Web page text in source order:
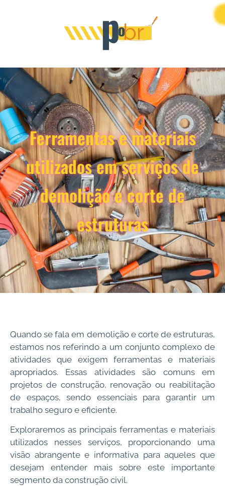
Ferramentas e materiais
utilizados em serviços de
demolição e corte de
estruturas
Quando se fala em demolição e corte de estruturas,
estamos nos referindo a um conjunto complexo de
atividades que exigem ferramentas e materiais
apropriados. Essas atividades são comuns em
projetos de construção, renovação ou reabilitação
de espaços, sendo essenciais para garantir um
trabalho seguro e eficiente.
Exploraremos as principais ferramentas e materiais
utilizados nesses serviços, proporcionando uma
visão abrangente e informativa para aqueles que
desejam entender mais sobre este importante
segmento da construção civil.